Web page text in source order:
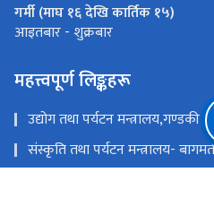
गर्मी (माघ १६ देखि कार्तिक १५)
आइतबार - शुक्रबार
महत्त्वपूर्ण लिङ्कहरू
उद्योग तथा पर्यटन मन्त्रालय,गण्डकी
संस्कृति तथा पर्यटन मन्त्रालय-